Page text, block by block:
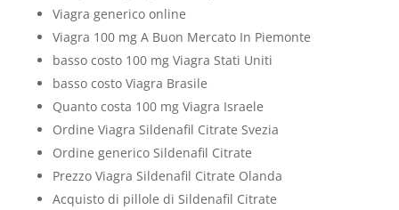
Viagra generico online
Viagra 100 mg A Buon Mercato In Piemonte
basso costo 100 mg Viagra Stati Uniti
basso costo Viagra Brasile
Quanto costa 100 mg Viagra Israele
Ordine Viagra Sildenafil Citrate Svezia
Ordine generico Sildenafil Citrate
Prezzo Viagra Sildenafil Citrate Olanda
Acquisto di pillole di Sildenafil Citrate